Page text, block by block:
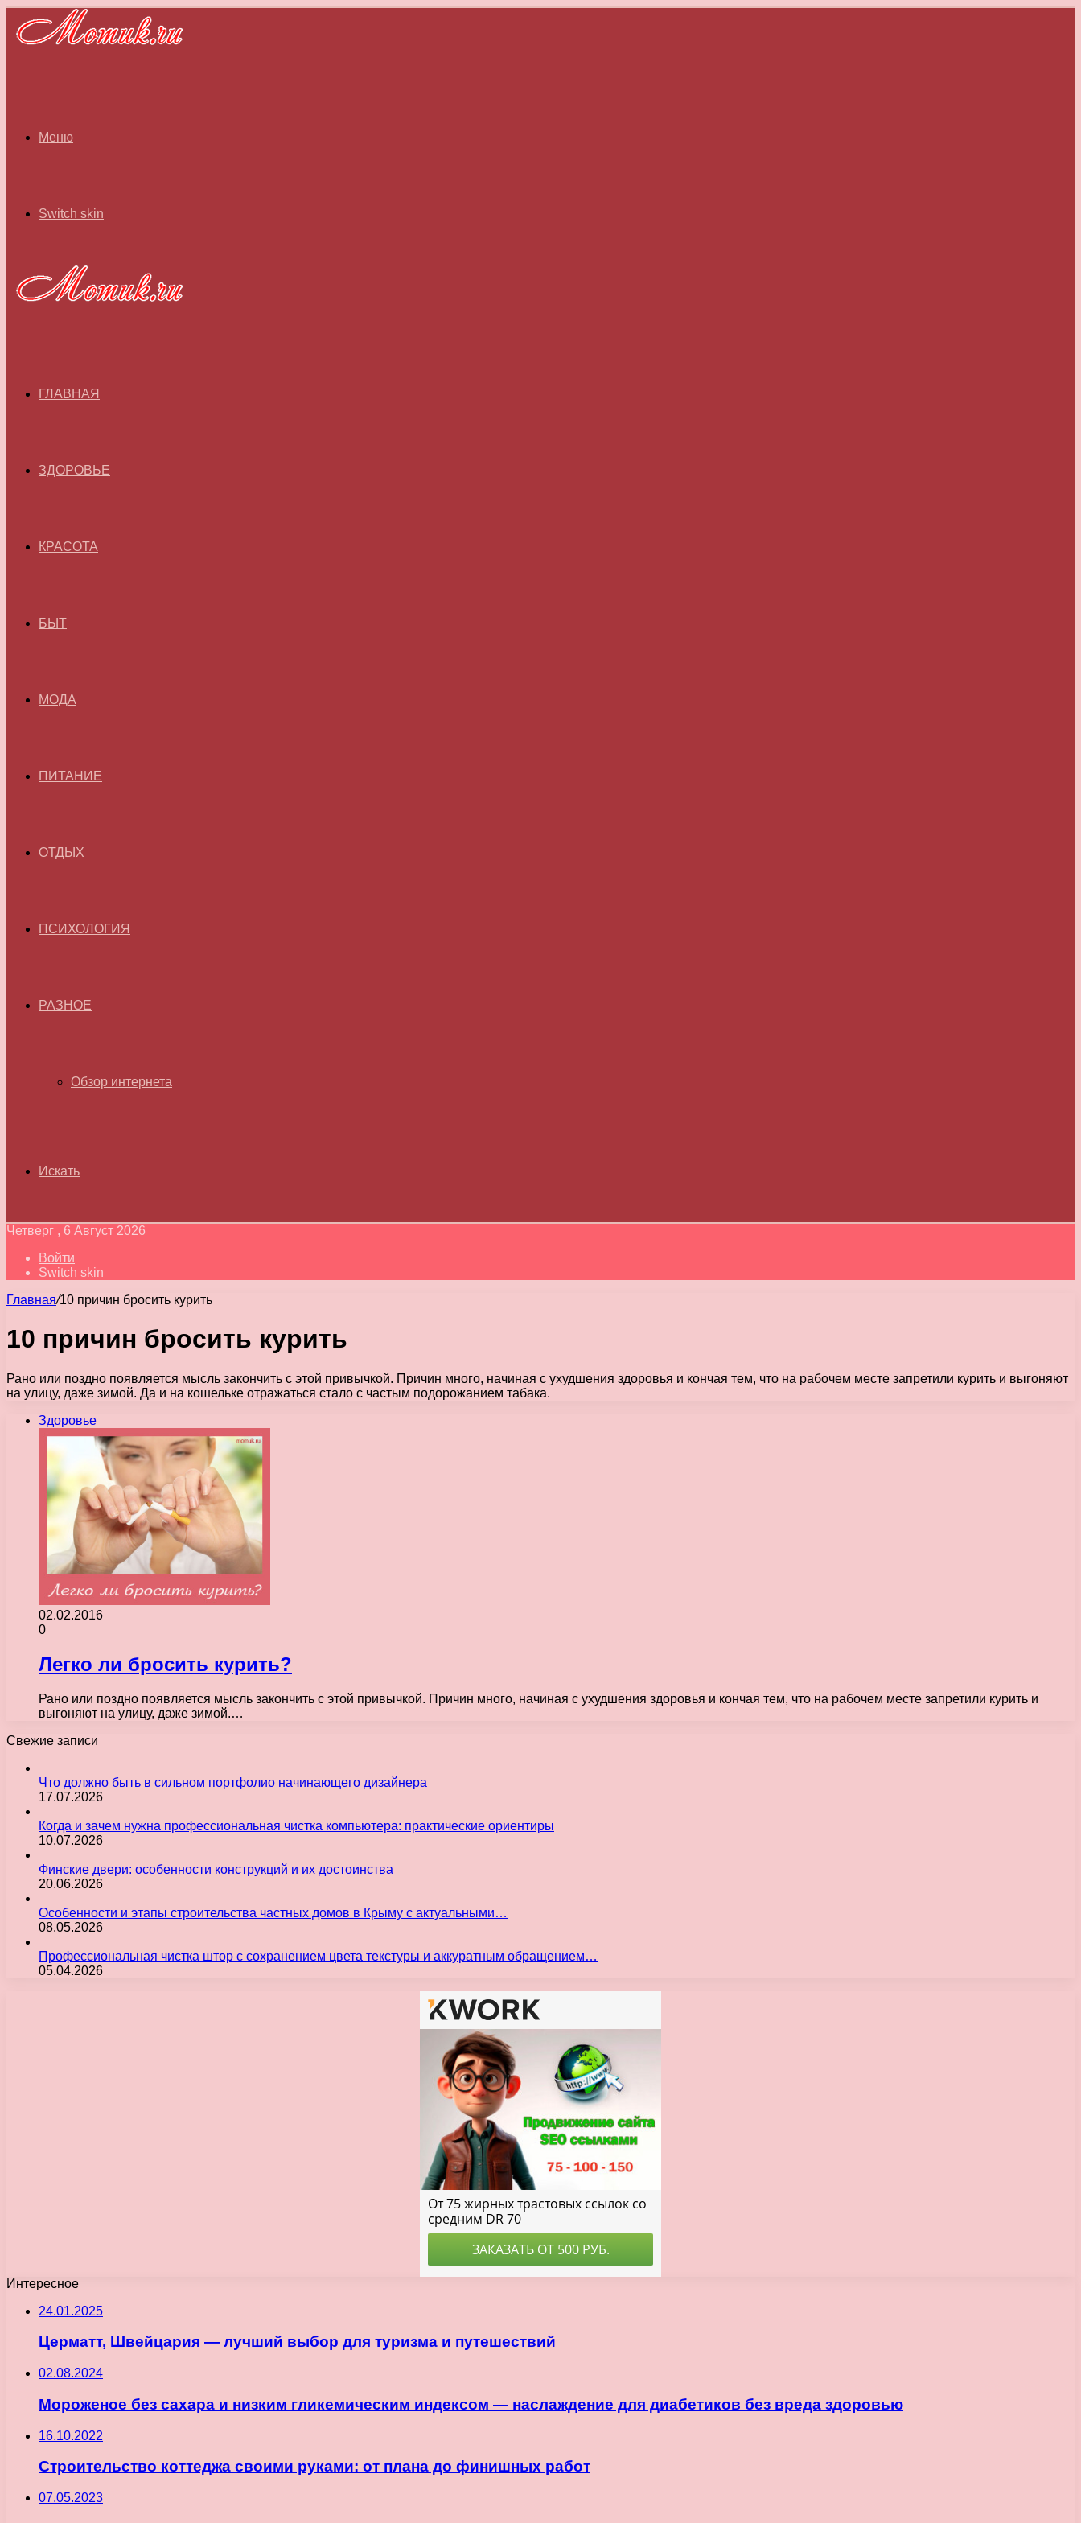
Меню
Switch skin
ГЛАВНАЯ
ЗДОРОВЬЕ
КРАСОТА
БЫТ
МОДА
ПИТАНИЕ
ОТДЫХ
ПСИХОЛОГИЯ
РАЗНОЕ
Обзор интернета
Искать
Четверг , 6 Август 2026
Войти
Switch skin
Главная/10 причин бросить курить
10 причин бросить курить
Рано или поздно появляется мысль закончить с этой привычкой. Причин много, начиная с ухудшения здоровья и кончая тем, что на рабочем месте запретили курить и выгоняют
на улицу, даже зимой. Да и на кошельке отражаться стало с частым подорожанием табака.
Здоровье
02.02.2016
0
Легко ли бросить курить?
Рано или поздно появляется мысль закончить с этой привычкой. Причин много, начиная с ухудшения здоровья и кончая тем, что на рабочем месте запретили курить и
выгоняют на улицу, даже зимой.…
Свежие записи
Что должно быть в сильном портфолио начинающего дизайнера
17.07.2026
Когда и зачем нужна профессиональная чистка компьютера: практические ориентиры
10.07.2026
Финские двери: особенности конструкций и их достоинства
20.06.2026
Особенности и этапы строительства частных домов в Крыму с актуальными…
08.05.2026
Профессиональная чистка штор с сохранением цвета текстуры и аккуратным обращением…
05.04.2026
Интересное
24.01.2025
Церматт, Швейцария — лучший выбор для туризма и путешествий
02.08.2024
Мороженое без сахара и низким гликемическим индексом — наслаждение для диабетиков без вреда здоровью
16.10.2022
Строительство коттеджа своими руками: от плана до финишных работ
07.05.2023